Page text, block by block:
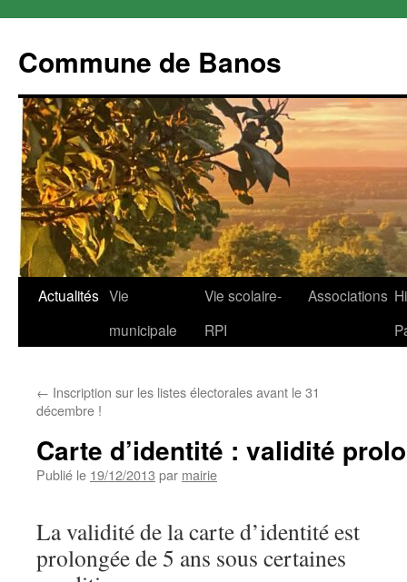
Commune de Banos
Aller
Actualités Vie
municipale
Vie scolaire-
RPI
Associations
← Inscription sur les listes électorales avant le 31
décembre !
Carte d’identité : validité
Publié le 19/12/2013 par mairie
La validité de la carte d’identité est
prolongée de 5 ans sous certaines